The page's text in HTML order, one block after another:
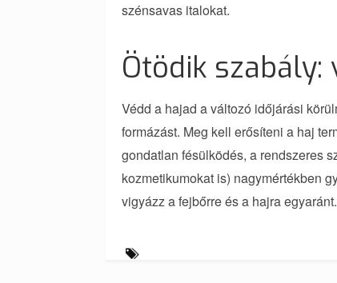
szénsavas italokat.
Ötödik
Védd a hajad a változó időjárási
formázást. Meg kell erősíteni a haj
gondatlan fésülködés, a rendszeres
kozmetikumokat is) nagymértékben
vigyázz a fejbőrre és a hajra egyaránt.